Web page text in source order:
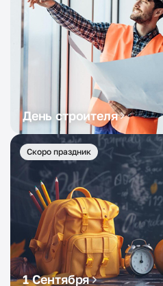
День строителя
Скоро праздник
1 Сентября